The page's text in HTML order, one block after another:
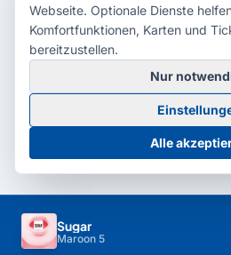
Sugar
Maroon 5
© 2026 Radio Potsdam. Webseite
Babelsberg
BarrierefreiheitserklärungAGB
Cookie-
Webseite. Optionale Dienste
Komfortfunktionen, Karten und
bereitzustellen.
Nur
Alle